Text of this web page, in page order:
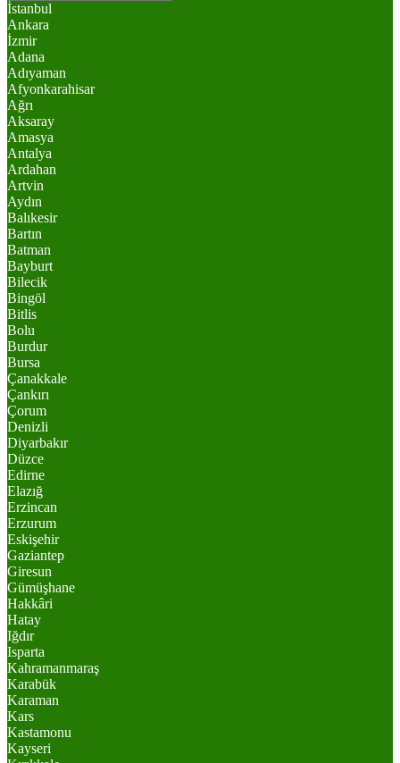
İstanbul
Ankara
İzmir
Adana
Adıyaman
Afyonkarahisar
Ağrı
Aksaray
Amasya
Antalya
Ardahan
Artvin
Aydın
Balıkesir
Bartın
Batman
Bayburt
Bilecik
Bingöl
Bitlis
Bolu
Burdur
Bursa
Çanakkale
Çankırı
Çorum
Denizli
Diyarbakır
Düzce
Edirne
Elazığ
Erzincan
Erzurum
Eskişehir
Gaziantep
Giresun
Gümüşhane
Hakkâri
Hatay
Iğdır
Isparta
Kahramanmaraş
Karabük
Karaman
Kars
Kastamonu
Kayseri